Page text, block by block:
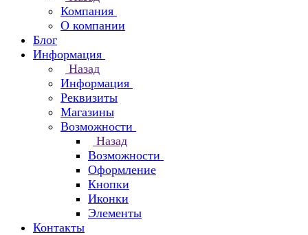
Компания
О компании
Блог
Информация
Назад
Информация
Реквизиты
Магазины
Возможности
Назад
Возможности
Оформление
Кнопки
Иконки
Элементы
Контакты